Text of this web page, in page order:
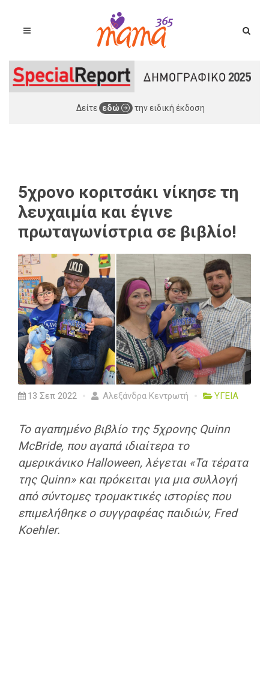
Δείτε εδώ την ειδική έκδοση
5χρονο κοριτσάκι νίκησε τη
λευχαιμία και έγινε
πρωταγωνίστρια σε βιβλίο!
13 Σεπ 2022 Αλεξάνδρα Κεντρωτή ΥΓΕΙΑ
Το αγαπημένο βιβλίο της 5χρονης Quinn
McBride, που αγαπά ιδιαίτερα το
αμερικάνικο Halloween, λέγεται «Τα τέρατα
της Quinn» και πρόκειται για μια συλλογή
από σύντομες τρομακτικές ιστορίες που
επιμελήθηκε ο συγγραφέας παιδιών, Fred
Koehler.